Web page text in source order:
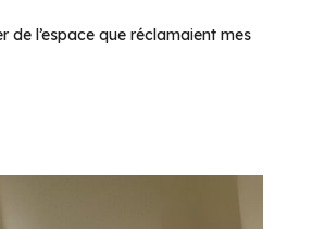
l’espace que réclamaient mes